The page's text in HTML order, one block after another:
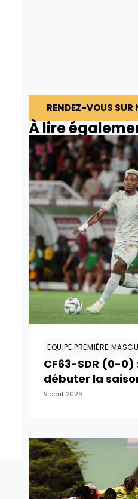
RENDEZ-VOUS SUR
À lire
EQUIPE PREMIÈRE
CF63-SDR (0-
débuter la
9 août 2026